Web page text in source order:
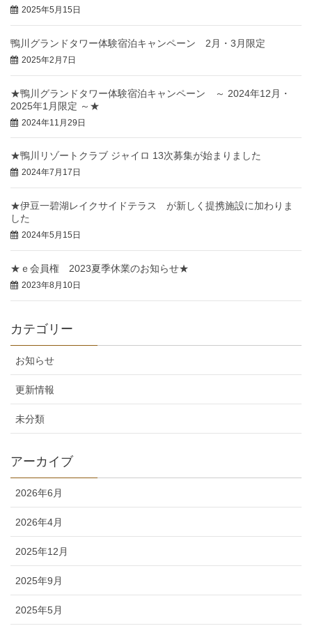
2025年5月15日
鴨川グランドタワー体験宿泊キャンペーン 2月・3月限定
2025年2月7日
★鴨川グランドタワー体験宿泊キャンペーン ～ 2024年12月・
2025年1月限定 ～★
2024年11月29日
★鴨川リゾートクラブ ジャイロ 13次募集が始まりました
2024年7月17日
★伊豆一碧湖レイクサイドテラス が新しく提携施設に加わりま
した
2024年5月15日
★ｅ会員権 2023夏季休業のお知らせ★
2023年8月10日
カテゴリー
お知らせ
更新情報
未分類
アーカイブ
2026年6月
2026年4月
2025年12月
2025年9月
2025年5月